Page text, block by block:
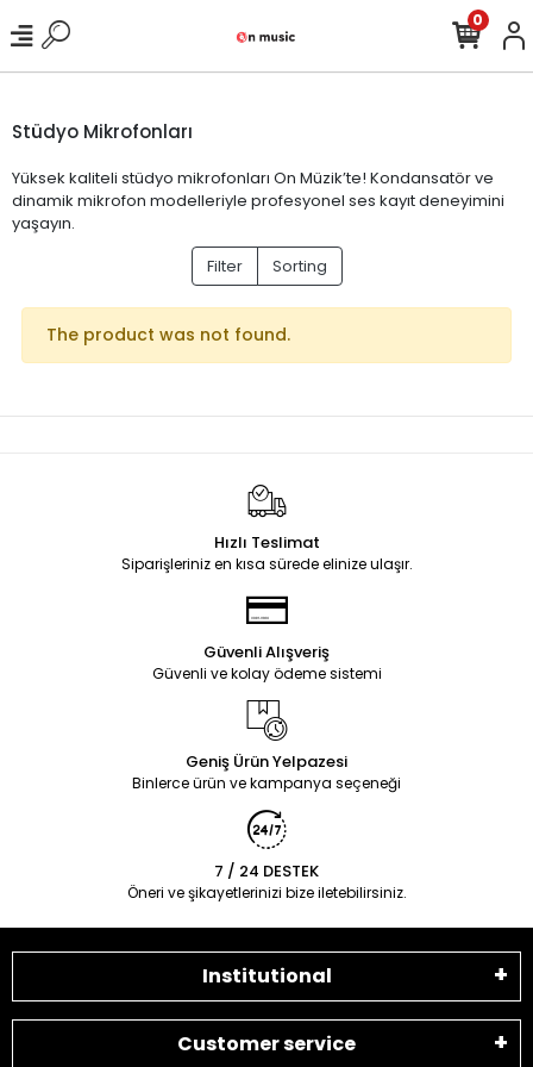
0
Stüdyo Mikrofonları
Yüksek kaliteli stüdyo mikrofonları On Müzik’te! Kondansatör ve
dinamik mikrofon modelleriyle profesyonel ses kayıt deneyimini
yaşayın.
Filter
Sorting
The product was not found.
Hızlı Teslimat
Siparişleriniz en kısa sürede elinize ulaşır.
Güvenli Alışveriş
Güvenli ve kolay ödeme sistemi
Geniş Ürün Yelpazesi
Binlerce ürün ve kampanya seçeneği
7 / 24 DESTEK
Öneri ve şikayetlerinizi bize iletebilirsiniz.
Institutional
Customer service